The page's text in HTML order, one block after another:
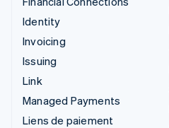
Identity
Invoicing
Issuing
Link
Managed Payments
Liens de paiement